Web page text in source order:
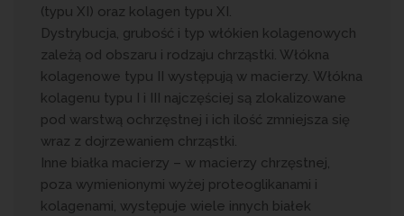
(typu XI) oraz kolagen typu XI.
Dystrybucja, grubość i typ włókien kolagenowych
zależą od obszaru i rodzaju chrząstki. Włókna
kolagenowe typu II występują w macierzy. Włókna
kolagenu typu I i III najczęściej są zlokalizowane
pod warstwą ochrzęstnej i ich ilość zmniejsza się
wraz z dojrzewaniem chrząstki.
Inne białka macierzy – w macierzy chrzęstnej,
poza wymienionymi wyżej proteoglikanami i
kolagenami, występuje wiele innych białek